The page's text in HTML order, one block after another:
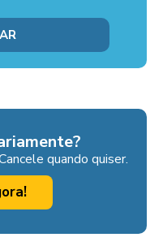
quando quiser.